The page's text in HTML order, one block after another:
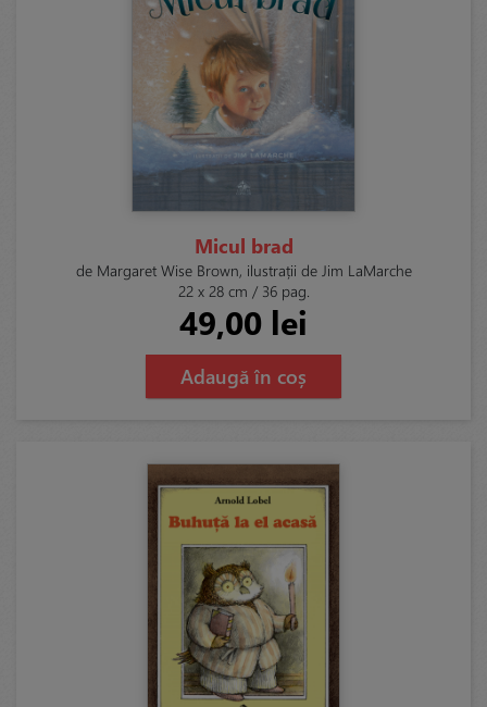
Micul brad
de Margaret Wise Brown, ilustrații de Jim LaMarche
22 x 28 cm / 36 pag.
49,00 lei
Adaugă în coș